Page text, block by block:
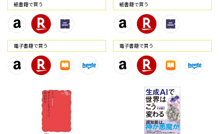
紙書籍で買う
電⼦書籍で買う
紙書籍で買う
電⼦書籍で買う